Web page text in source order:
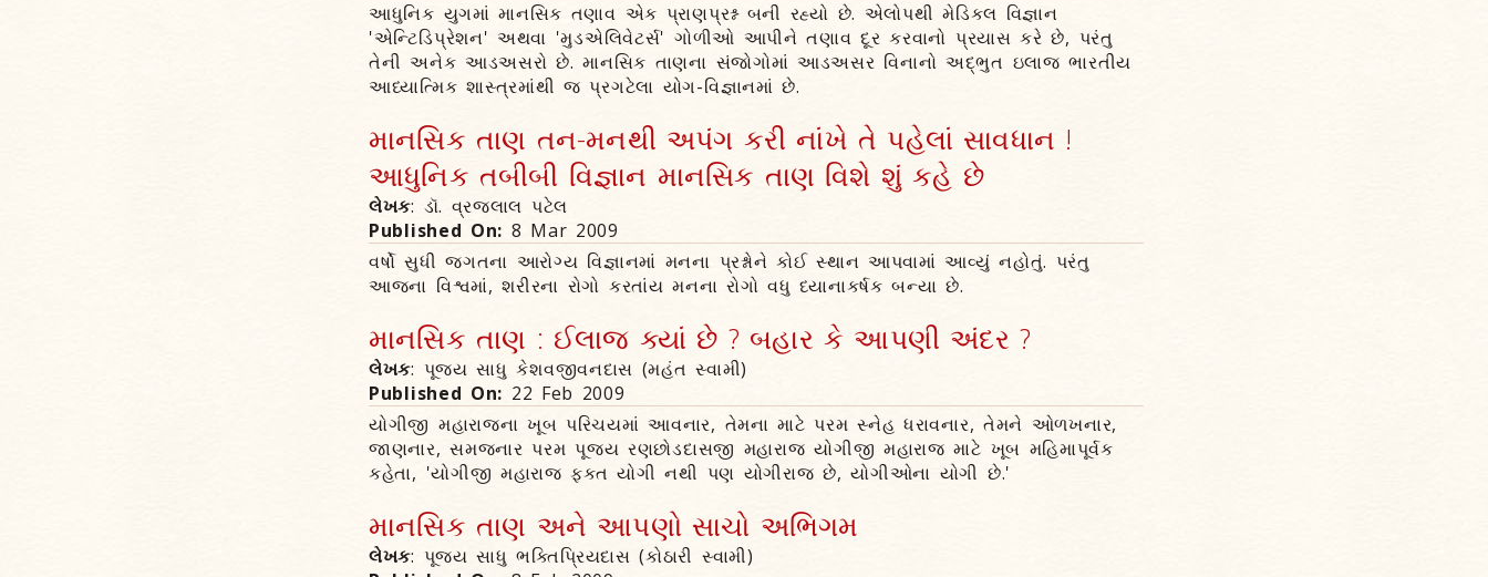
આધુનિક યુગમાં માનસિક તણાવ એક પ્રાણપ્રશ્ન બની રહ્યો છે. એલોપથી મેડિકલ વિજ્ઞાન
'એન્ટિડિપ્રેશન' અથવા 'મુડએલિવેટર્સ' ગોળીઓ આપીને તણાવ દૂર કરવાનો પ્રયાસ કરે છે, પરંતુ
તેની અનેક આડઅસરો છે. માનસિક તાણના સંજોગોમાં આડઅસર વિનાનો અદ્‌ભુત ઇલાજ ભારતીય
આધ્યાત્મિક શાસ્ત્રમાંથી જ પ્રગટેલા યોગ-વિજ્ઞાનમાં છે.
માનસિક તાણ તન-મનથી અપંગ કરી નાંખે તે પહેલાં સાવધાન !
આધુનિક તબીબી વિજ્ઞાન માનસિક તાણ વિશે શું કહે છે
લેખક: ડૉ. વ્રજલાલ પટેલ
Published On: 8 Mar 2009
વર્ષો સુધી જગતના આરોગ્ય વિજ્ઞાનમાં મનના પ્રશ્નોને કોઈ સ્થાન આપવામાં આવ્યું નહોતું. પરંતુ
આજના વિશ્વમાં, શરીરના રોગો કરતાંય મનના રોગો વધુ ધ્યાનાકર્ષક બન્યા છે.
માનસિક તાણ : ઈલાજ ક્યાં છે ? બહાર કે આપણી અંદર ?
લેખક: પૂજ્ય સાધુ કેશવજીવનદાસ (મહંત સ્વામી)
Published On: 22 Feb 2009
યોગીજી મહારાજના ખૂબ પરિચયમાં આવનાર, તેમના માટે પરમ સ્નેહ ધરાવનાર, તેમને ઓળખનાર,
જાણનાર, સમજનાર પરમ પૂજ્ય રણછોડદાસજી મહારાજ યોગીજી મહારાજ માટે ખૂબ મહિમાપૂર્વક
કહેતા, 'યોગીજી મહારાજ ફક્ત યોગી નથી પણ યોગીરાજ છે, યોગીઓના યોગી છે.'
માનસિક તાણ અને આપણો સાચો અભિગમ
લેખક: પૂજ્ય સાધુ ભક્તિપ્રિયદાસ (કોઠારી સ્વામી)